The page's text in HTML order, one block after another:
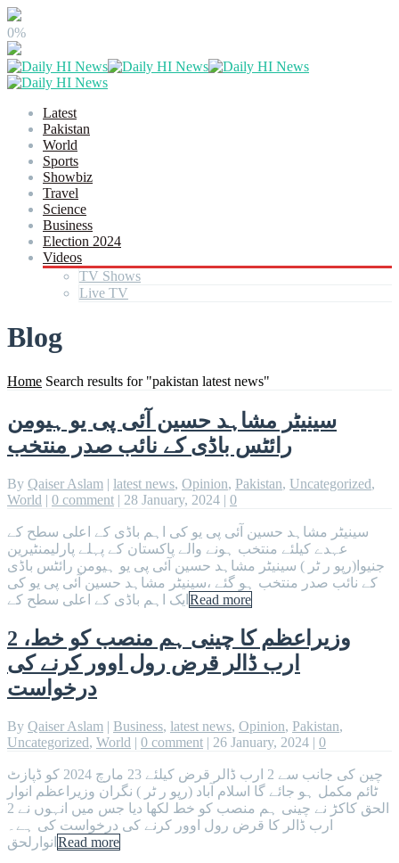
0%
Latest
Pakistan
World
Sports
Showbiz
Travel
Science
Business
Election 2024
Videos
TV Shows
Live TV
Blog
Home Search results for "pakistan latest news"
سینیٹر مشاہد حسین آئی پی یو ہیومن
رائٹس باڈی کے نائب صدر منتخب
By Qaiser Aslam | latest news, Opinion, Pakistan, Uncategorized,
World | 0 comment | 28 January, 2024 | 0
سینیٹر مشاہد حسین آئی پی یو کی اہم باڈی کے اعلی سطح کے
عہدے کیلئے منتخب ہونے والے پاکستان کے پہلے پارلیمنٹیرین
جنیوا(رپو ر ٹر ) سینیٹر مشاہد حسین آئی پی یو ہیومن رائٹس باڈی
کے نائب صدر منتخب ہو گئے ،سینیٹر مشاہد حسین آئی پی یو کی
ایک اہم باڈی کے اعلی سطح کے Read more
وزیراعظم کا چینی ہم منصب کو خط، 2
ارب ڈالر قرض رول اوور کرنے کی
درخواست
By Qaiser Aslam | Business, latest news, Opinion, Pakistan,
Uncategorized, World | 0 comment | 26 January, 2024 | 0
چین کی جانب سے 2 ارب ڈالر قرض کیلئے 23 مارچ 2024 کو ڈپازٹ
ٹائم مکمل ہو جائے گا اسلام آباد (رپو ر ٹر ) نگران وزیراعظم انوار
الحق کاکڑ نے چینی ہم منصب کو خط لکھا دیا جس میں انہوں نے 2
ارب ڈالر کا قرض رول اوور کرنے کی درخواست کی ہے۔
انوارلحق Read more